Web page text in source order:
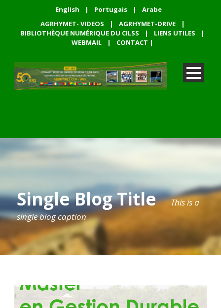
English | Portugais |
Arabe
AGRHYMET- VIDEOS
| AGRHYMET-DRIVE
|
BIBLIOTHÈQUE NUMÉRIQUE DU CILSS
| LIENS UTILES
|
WEBMAIL
| CONTACT |
Single Blog Title
This is a
single blog caption